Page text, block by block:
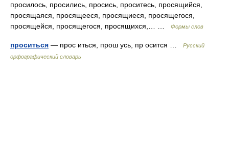
просилось, просились, просись, проситесь, просящийся,
просящаяся, просящееся, просящиеся, просящегося,
просящейся, просящегося, просящихся,… …
Формы слов
проситься — прос иться, прош усь, пр осится …
Русский
орфографический словарь